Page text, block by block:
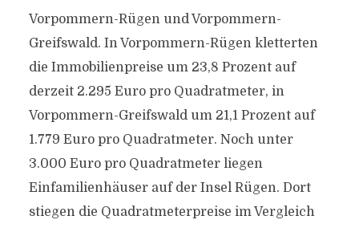
Vorpommern-Rügen und Vorpommern-
Greifswald. In Vorpommern-Rügen kletterten
die Immobilienpreise um 23,8 Prozent auf
derzeit 2.295 Euro pro Quadratmeter, in
Vorpommern-Greifswald um 21,1 Prozent auf
1.779 Euro pro Quadratmeter. Noch unter
3.000 Euro pro Quadratmeter liegen
Einfamilienhäuser auf der Insel Rügen. Dort
stiegen die Quadratmeterpreise im Vergleich